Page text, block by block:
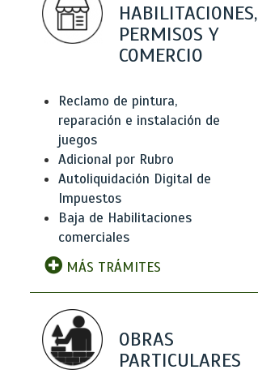
HABILITACIONES,
PERMISOS Y
COMERCIO
Reclamo de pintura,
reparación e instalación de
juegos
Adicional por Rubro
Autoliquidación Digital de
Impuestos
Baja de Habilitaciones
comerciales
MÁS TRÁMITES
OBRAS
PARTICULARES